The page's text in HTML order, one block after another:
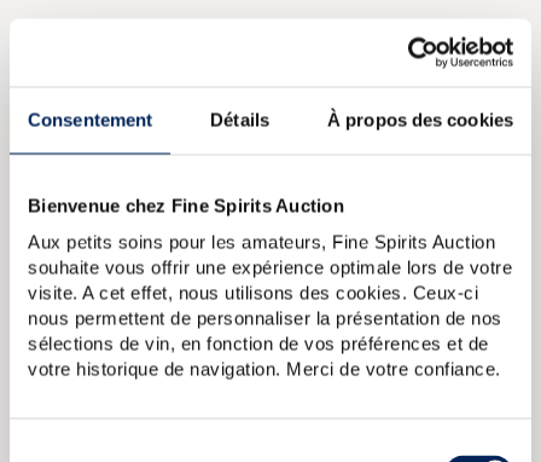
Consentement Détails À propos des cookies
Bienvenue chez Fine Spirits Auction
Aux petits soins pour les amateurs, Fine Spirits Auction
souhaite vous offrir une expérience optimale lors de votre
visite. A cet effet, nous utilisons des cookies. Ceux-ci
nous permettent de personnaliser la présentation de nos
sélections de vin, en fonction de vos préférences et de
votre historique de navigation. Merci de votre confiance.
2015 dans la gamme Connoisseurs Choice par la maison
de négoce Gordon & MacPhail. Cette dernière est fondée à
Elgin en 1895 par James Gordon et John Alexander
un marchand de vin. En 1915, John Alexander MacPhail se
retire et un nouveau partenaire rejoint l'entreprise, John
Urquhart. Il est rejoint par son fils George en 1933,
quelques années après le décès de James Gordon dans un
accident de voiture. Le négociant travaille avec plusieurs
distilleries majeures du Speyside dont il se constitue des
stocks considérables. Gordon & MacPhail embouteille aussi
sous licence les whiskies de nombre de ces distilleries
comme Glen Grant, Linkwood, Mortlach, Macallan ou